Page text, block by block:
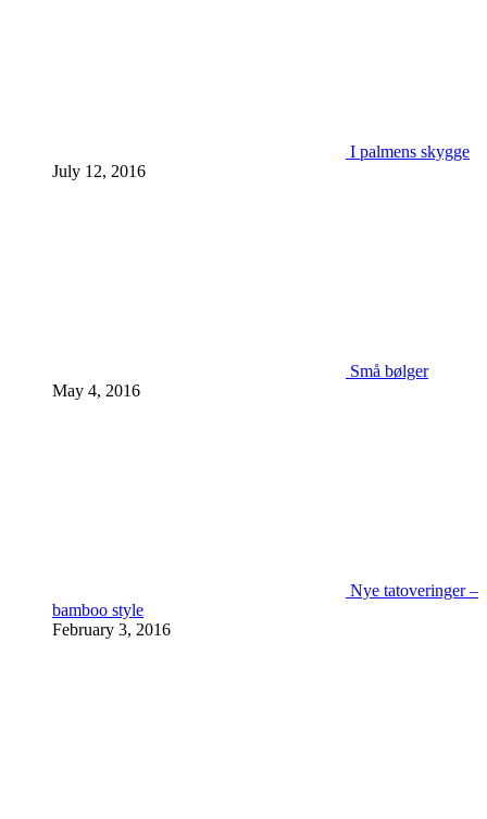
I palmens skygge
July 12, 2016
Små bølger
May 4, 2016
Nye tatoveringer –
bamboo style
February 3, 2016